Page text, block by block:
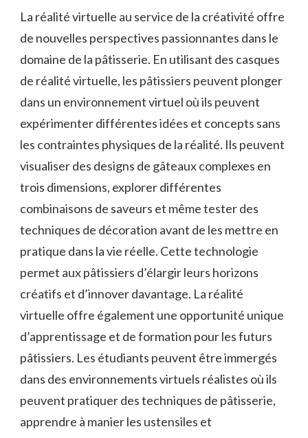
La réalité virtuelle au service de la créativité offre
de nouvelles perspectives passionnantes dans le
domaine de la pâtisserie. En utilisant des casques
de réalité virtuelle, les pâtissiers peuvent plonger
dans un environnement virtuel où ils peuvent
expérimenter différentes idées et concepts sans
les contraintes physiques de la réalité. Ils peuvent
visualiser des designs de gâteaux complexes en
trois dimensions, explorer différentes
combinaisons de saveurs et même tester des
techniques de décoration avant de les mettre en
pratique dans la vie réelle. Cette technologie
permet aux pâtissiers d’élargir leurs horizons
créatifs et d’innover davantage. La réalité
virtuelle offre également une opportunité unique
d’apprentissage et de formation pour les futurs
pâtissiers. Les étudiants peuvent être immergés
dans des environnements virtuels réalistes où ils
peuvent pratiquer des techniques de pâtisserie,
apprendre à manier les ustensiles et